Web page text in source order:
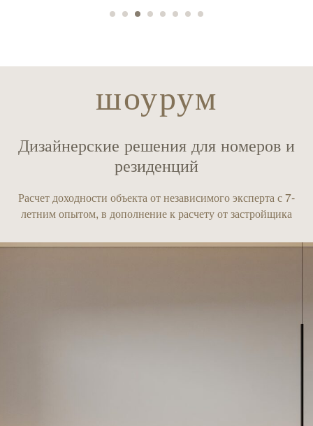
шоурум
Дизайнерские решения для номеров и
резиденций
Расчет доходности объекта от независимого эксперта с 7-
летним опытом, в дополнение к расчету от застройщика